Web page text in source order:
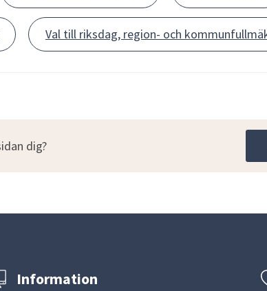
Val till riksdag, region- och
dig?
Information